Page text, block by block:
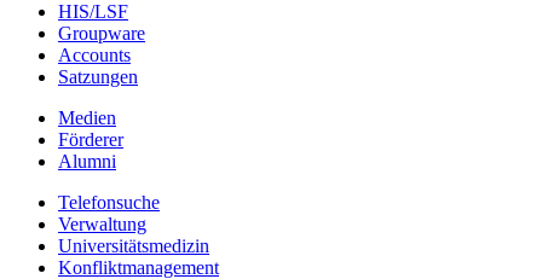
HIS/LSF
Groupware
Accounts
Satzungen
Medien
Förderer
Alumni
Telefonsuche
Verwaltung
Universitätsmedizin
Konfliktmanagement